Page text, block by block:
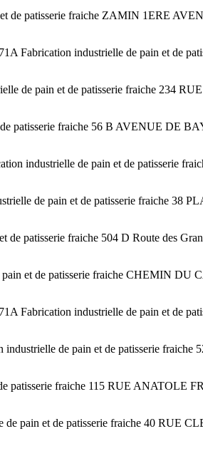
de patisserie fraiche ZAMIN 1ERE
Fabrication industrielle de pain et de
de pain et de patisserie fraiche 234
patisserie fraiche 56 B AVENUE DE
industrielle de pain et de patisserie
de pain et de patisserie fraiche 38
patisserie fraiche 504 D Route des
et de patisserie fraiche CHEMIN
Fabrication industrielle de pain et de
industrielle de pain et de patisserie
patisserie fraiche 115 RUE ANATOLE
de pain et de patisserie fraiche 40 RUE